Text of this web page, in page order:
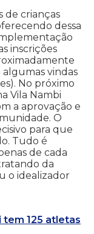
de crianças
dessa
inscrições
algumas vindas
No próximo
Vila Nambi
a aprovação e
O
para que
Tudo é
de cada
da
o idealizador
tem 125 atletas